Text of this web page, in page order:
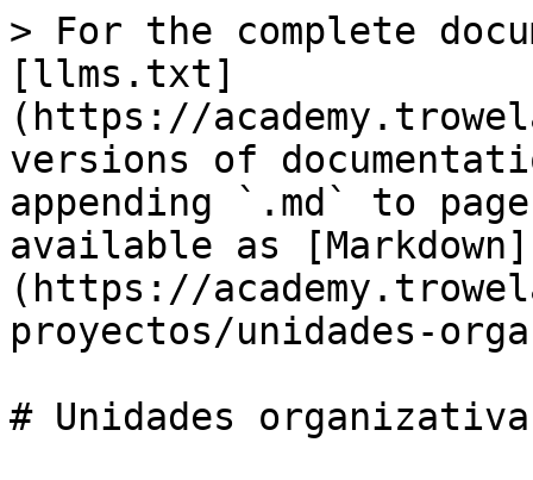
> For the complete
[llms.txt]
(https://
versions of
appending `.md` to
available as [Markdown]
(https://
proyectos/unidades-
# Unidades